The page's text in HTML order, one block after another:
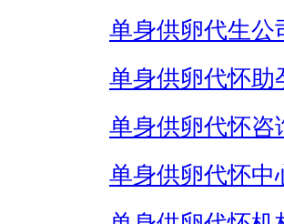
单身供卵代生公
单身供卵代怀助
单身供卵代怀咨
单身供卵代怀中